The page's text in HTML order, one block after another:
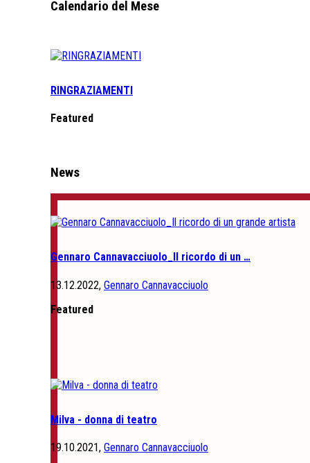
Calendario del Mese
RINGRAZIAMENTI
Featured
News
Gennaro Cannavacciuolo_Il ricordo di un …
13.12.2022, Gennaro Cannavacciuolo
Featured
Milva - donna di teatro
19.10.2021, Gennaro Cannavacciuolo